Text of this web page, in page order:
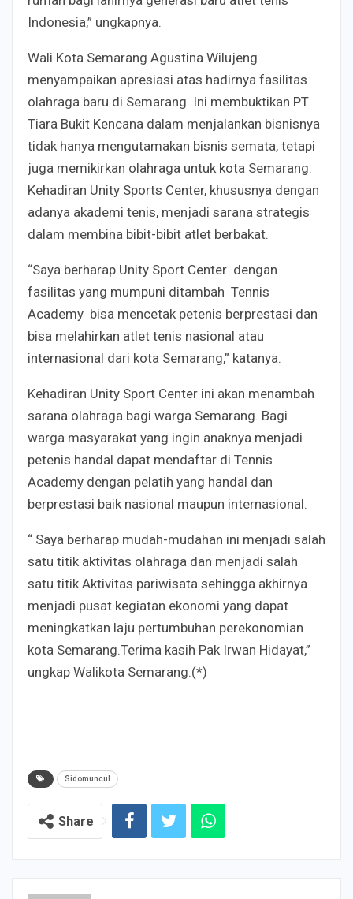
Indonesia,” ungkapnya.
Wali Kota Semarang Agustina Wilujeng
menyampaikan apresiasi atas hadirnya fasilitas
olahraga baru di Semarang. Ini membuktikan PT
Tiara Bukit Kencana dalam menjalankan bisnisnya
tidak hanya mengutamakan bisnis semata, tetapi
juga memikirkan olahraga untuk kota Semarang.
Kehadiran Unity Sports Center, khususnya dengan
adanya akademi tenis, menjadi sarana strategis
dalam membina bibit-bibit atlet berbakat.
“Saya berharap Unity Sport Center dengan
fasilitas yang mumpuni ditambah Tennis
Academy bisa mencetak petenis berprestasi dan
bisa melahirkan atlet tenis nasional atau
internasional dari kota Semarang,” katanya.
Kehadiran Unity Sport Center ini akan menambah
sarana olahraga bagi warga Semarang. Bagi
warga masyarakat yang ingin anaknya menjadi
petenis handal dapat mendaftar di Tennis
Academy dengan pelatih yang handal dan
berprestasi baik nasional maupun internasional.
“ Saya berharap mudah-mudahan ini menjadi salah
satu titik aktivitas olahraga dan menjadi salah
satu titik Aktivitas pariwisata sehingga akhirnya
menjadi pusat kegiatan ekonomi yang dapat
meningkatkan laju pertumbuhan perekonomian
kota Semarang.Terima kasih Pak Irwan Hidayat,”
ungkap Walikota Semarang.(*)
Sidomuncul
Share